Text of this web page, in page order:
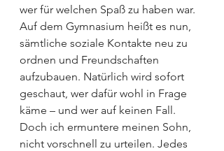
wer für welchen Spaß zu haben war.
Auf dem Gymnasium heißt es nun,
sämtliche soziale Kontakte neu zu
ordnen und Freundschaften
aufzubauen. Natürlich wird sofort
geschaut, wer dafür wohl in Frage
käme – und wer auf keinen Fall.
Doch ich ermuntere meinen Sohn,
nicht vorschnell zu urteilen. Jedes